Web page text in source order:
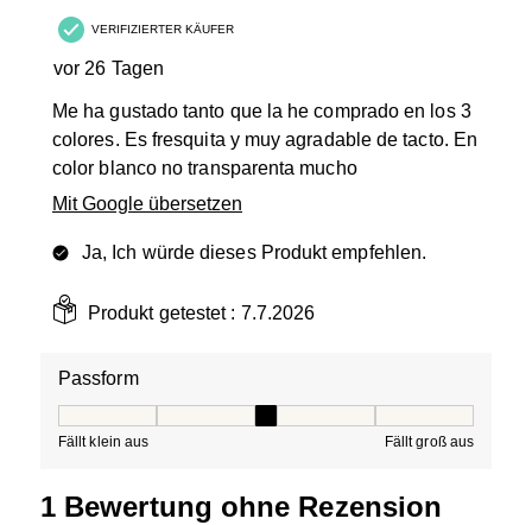
VERIFIZIERTER KÄUFER
vor 26 Tagen
Me ha gustado tanto que la he comprado en los 3
colores. Es fresquita y muy agradable de tacto. En
color blanco no transparenta mucho
Mit Google übersetzen
Ja, Ich würde dieses Produkt empfehlen.
Produkt getestet : 7.7.2026
Passform
Fällt klein aus Fällt groß aus
1 Bewertung ohne Rezension